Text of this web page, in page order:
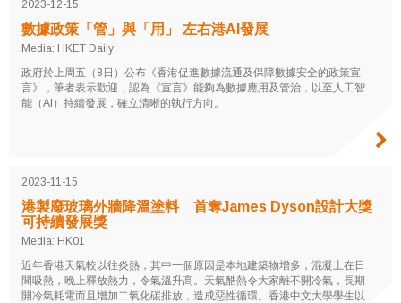
2023-12-15
數據政策「管」與「用」 左右港AI發展
Media: HKET Daily
政府於上周五（8日）公布《香港促進數據流通及保障數據安全的政策宣
言》，筆者表示歡迎，認為《宣言》能夠為數據應用及管治，以至人工智
能（AI）持續發展，確立清晰的執行方向。
2023-11-15
港製廢玻璃外牆降溫塗料 首奪James Dyson設計大獎
可持續發展獎
Media: HK01
近年香港天氣較以往炎熱，其中一個原因是本地建築物增多，混凝土在日
間吸熱，晚上釋放熱力，令氣溫升高。天氣酷熱令大家離不開冷氣，長期
開冷氣耗電而且增加二氧化碳排放，造成惡性循環。香港中文大學學生以